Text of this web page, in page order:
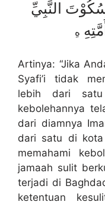
النَّبِيِّ
هِ
Artinya: “Jika
Syafi’i tidak
lebih dari
kebolehannya
dari diamnya
dari satu di
memahami
jamaah sulit
terjadi di
ketentuan